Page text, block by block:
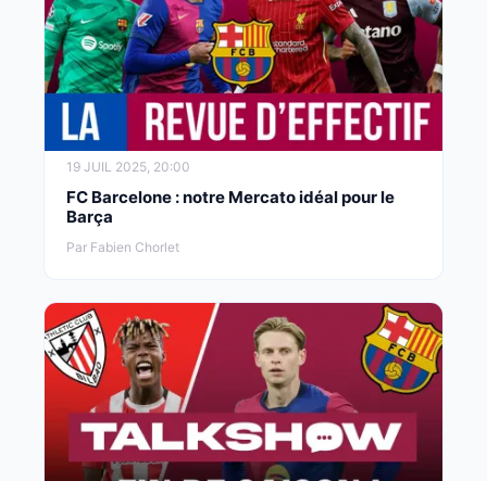
19 JUIL 2025, 20:00
FC Barcelone : notre Mercato idéal pour le
Barça
Par Fabien Chorlet